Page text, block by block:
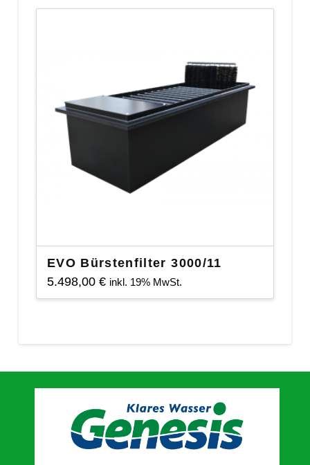
EVO Bürstenfilter 3000/11
5.498,00 € inkl. 19% MwSt.